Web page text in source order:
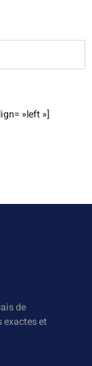
»left »]
de
exactes et